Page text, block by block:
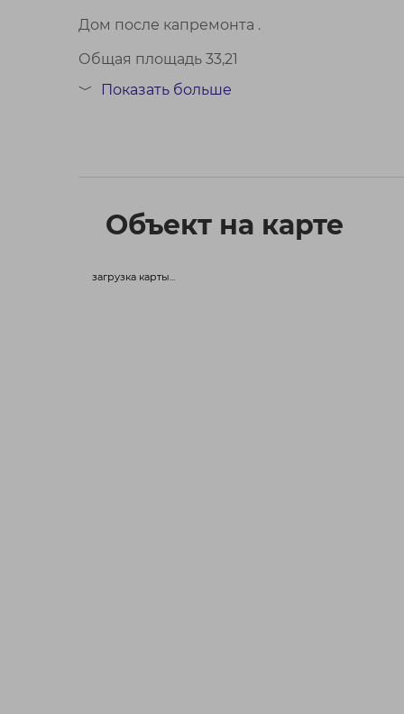
Дом после капремонта .
Общая площадь 33,21
Квартира с хорошим ремонтом &#40;
﹀ Показать больше
Объект на карте
загрузка карты...